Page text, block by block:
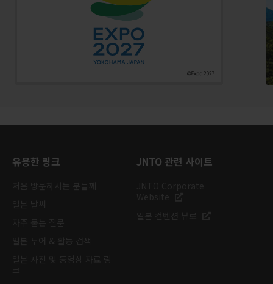
유용한 링크 JNTO 관련 사이트